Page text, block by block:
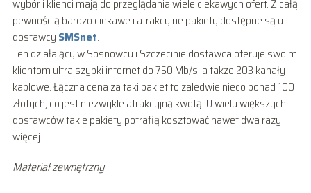
wybór i klienci mają do przeglądania wiele ciekawych ofert. Z całą
pewnością bardzo ciekawe i atrakcyjne pakiety dostępne są u
dostawcy SMSnet.
Ten działający w Sosnowcu i Szczecinie dostawca oferuje swoim
klientom ultra szybki internet do 750 Mb/s, a także 203 kanały
kablowe. Łączna cena za taki pakiet to zaledwie nieco ponad 100
złotych, co jest niezwykle atrakcyjną kwotą. U wielu większych
dostawców takie pakiety potrafią kosztować nawet dwa razy
więcej.
Materiał zewnętrzny